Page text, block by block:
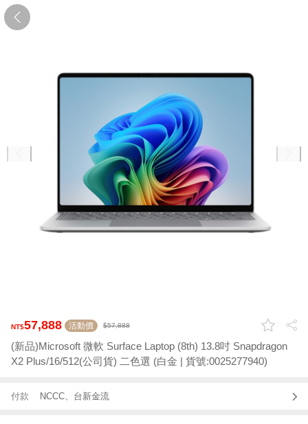
57,888 活動價 57,888
(新品)Microsoft 微軟 Surface Laptop (8th) 13.8吋 Snapdragon
X2 Plus/16/512(公司貨) 二色選 (白金 | 貨號:0025277940)
付款 NCCC、台新金流